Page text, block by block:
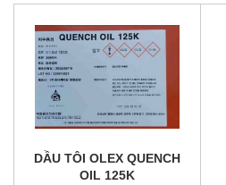
DẦU TÔI OLEX QUENCH
OIL 125K